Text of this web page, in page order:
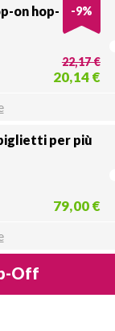
on hop-
-9%
22,17 €
20,14 €
per più
79,00 €
Off